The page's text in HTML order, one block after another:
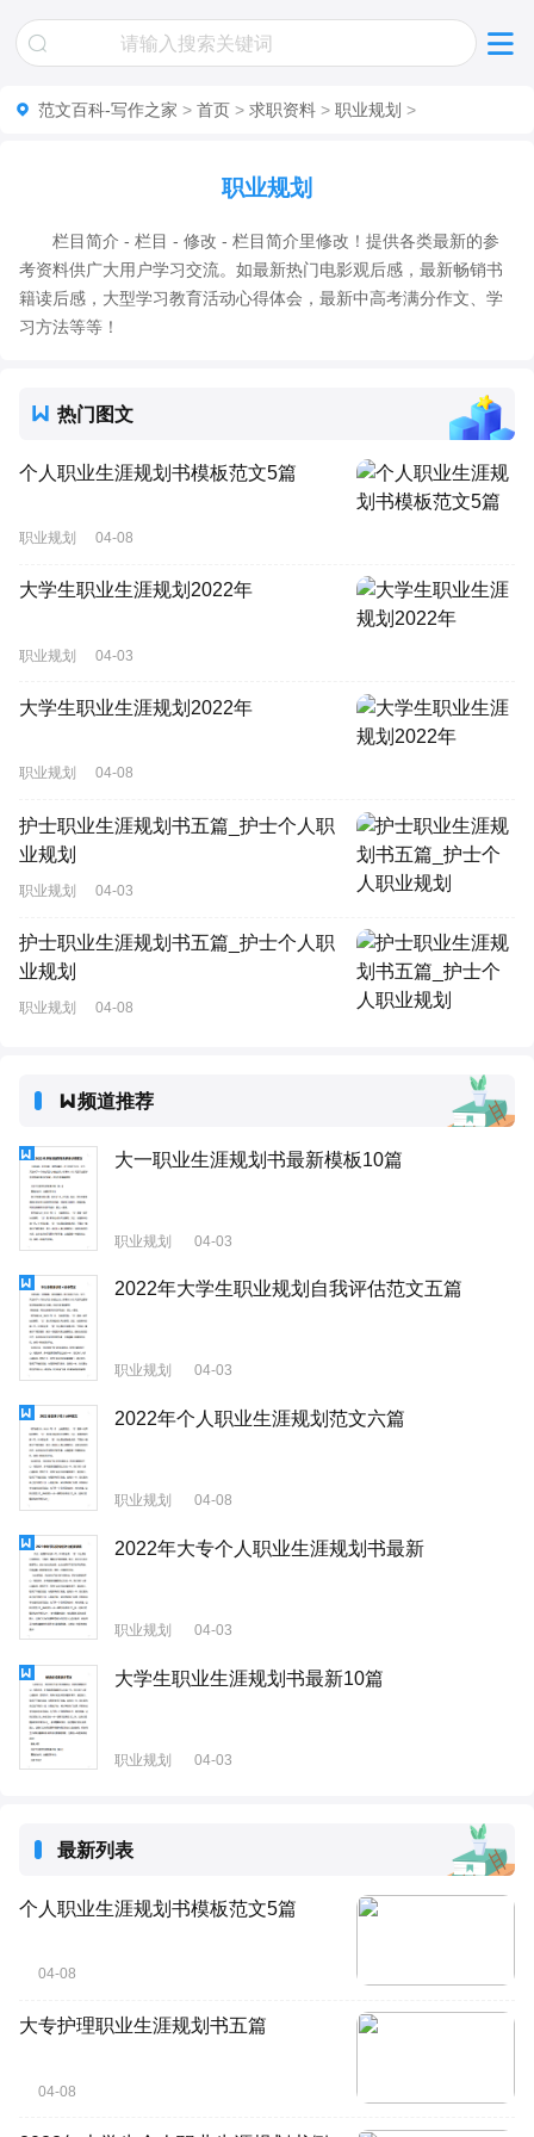
范文百科-写作之家 > 首页 > 求职资料 > 职业规划 >
职业规划
栏目简介 - 栏目 - 修改 - 栏目简介里修改！提供各类最新的参
考资料供广大用户学习交流。如最新热门电影观后感，最新畅销书
籍读后感，大型学习教育活动心得体会，最新中高考满分作文、学
习方法等等！
热门图文
个人职业生涯规划书模板范文5篇
职业规划 04-08
大学生职业生涯规划2022年
职业规划 04-03
大学生职业生涯规划2022年
职业规划 04-08
护士职业生涯规划书五篇_护士个人职
业规划
职业规划 04-03
护士职业生涯规划书五篇_护士个人职
业规划
职业规划 04-08
频道推荐
大一职业生涯规划书最新模板10篇
职业规划 04-03
2022年大学生职业规划自我评估范文五篇
职业规划 04-03
2022年个人职业生涯规划范文六篇
职业规划 04-08
2022年大专个人职业生涯规划书最新
职业规划 04-03
大学生职业生涯规划书最新10篇
职业规划 04-03
最新列表
个人职业生涯规划书模板范文5篇
04-08
大专护理职业生涯规划书五篇
04-08